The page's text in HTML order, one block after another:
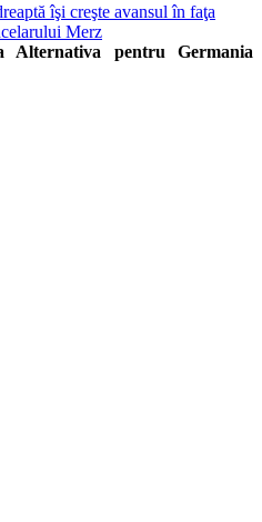
îşi creşte avansul în faţa
Merz
Alternativa pentru Germania